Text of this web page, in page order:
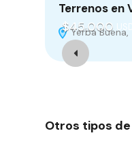
Terrenos en
Yerba Buena,
$45.000
Otros tipos